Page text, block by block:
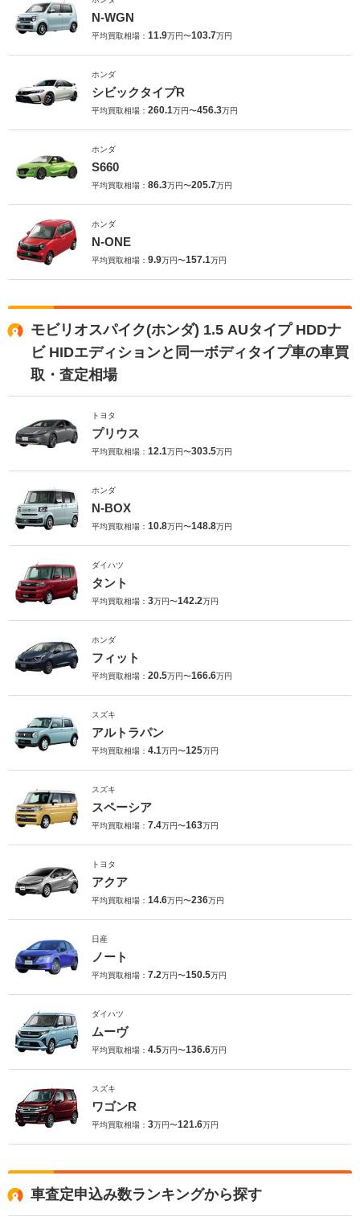
N-WGN
平均買取相場： 11.9万円〜103.7万円
ホンダ
シビックタイプR
平均買取相場： 260.1万円〜456.3万円
ホンダ
S660
平均買取相場： 86.3万円〜205.7万円
ホンダ
N-ONE
平均買取相場： 9.9万円〜157.1万円
モビリオスパイク(ホンダ) 1.5 AUタイプ HDDナ
ビ HIDエディションと同一ボディタイプ車の車買
取・査定相場
トヨタ
プリウス
平均買取相場： 12.1万円〜303.5万円
ホンダ
N-BOX
平均買取相場： 10.8万円〜148.8万円
ダイハツ
タント
平均買取相場： 3万円〜142.2万円
ホンダ
フィット
平均買取相場： 20.5万円〜166.6万円
スズキ
アルトラパン
平均買取相場： 4.1万円〜125万円
スズキ
スペーシア
平均買取相場： 7.4万円〜163万円
トヨタ
アクア
平均買取相場： 14.6万円〜236万円
日産
ノート
平均買取相場： 7.2万円〜150.5万円
ダイハツ
ムーヴ
平均買取相場： 4.5万円〜136.6万円
スズキ
ワゴンR
平均買取相場： 3万円〜121.6万円
車査定申込み数ランキングから探す